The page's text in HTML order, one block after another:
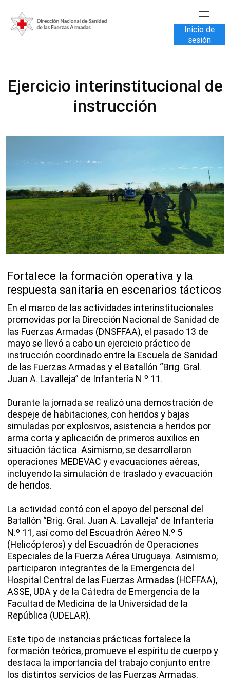
TRANSPARENCIA
VENTA DE SERVICIOS
Inicio de
sesión
Ejercicio interinstitucional de
instrucción
Fortalece la formación operativa y la
respuesta sanitaria en escenarios tácticos
En el marco de las actividades interinstitucionales
promovidas por la Dirección Nacional de Sanidad de
las Fuerzas Armadas (DNSFFAA), el pasado 13 de
mayo se llevó a cabo un ejercicio práctico de
instrucción coordinado entre la Escuela de Sanidad
de las Fuerzas Armadas y el Batallón “Brig. Gral.
Juan A. Lavalleja” de Infantería N.º 11.
Durante la jornada se realizó una demostración de
despeje de habitaciones, con heridos y bajas
simuladas por explosivos, asistencia a heridos por
arma corta y aplicación de primeros auxilios en
situación táctica. Asimismo, se desarrollaron
operaciones MEDEVAC y evacuaciones aéreas,
incluyendo la simulación de traslado y evacuación
de heridos.
La actividad contó con el apoyo del personal del
Batallón “Brig. Gral. Juan A. Lavalleja” de Infantería
N.º 11, así como del Escuadrón Aéreo N.º 5
(Helicópteros) y del Escuadrón de Operaciones
Especiales de la Fuerza Aérea Uruguaya. Asimismo,
participaron integrantes de la Emergencia del
Hospital Central de las Fuerzas Armadas (HCFFAA),
ASSE, UDA y de la Cátedra de Emergencia de la
Facultad de Medicina de la Universidad de la
República (UDELAR).
Este tipo de instancias prácticas fortalece la
formación teórica, promueve el espíritu de cuerpo y
destaca la importancia del trabajo conjunto entre
los distintos servicios de las Fuerzas Armadas.